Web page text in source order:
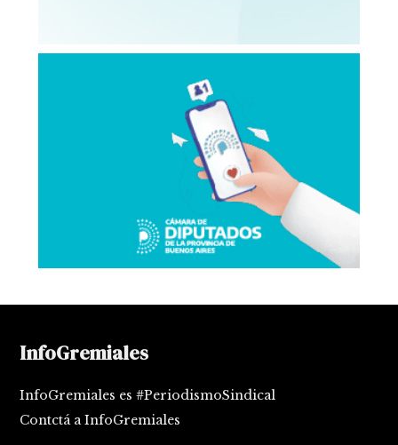
InfoGremiales
InfoGremiales es #PeriodismoSindical
Contctá a InfoGremiales